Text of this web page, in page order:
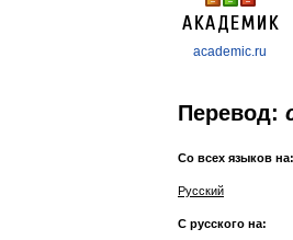
academic.ru
Перевод:
Со всех языков на:
Русский
С русского на: